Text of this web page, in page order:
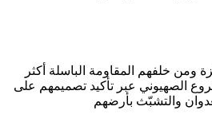
ومن خلفهم المقاومة الباسلة أكثر
الصهيوني عبر تأكيد تصميمهم على
والتشبّث بأرضهم